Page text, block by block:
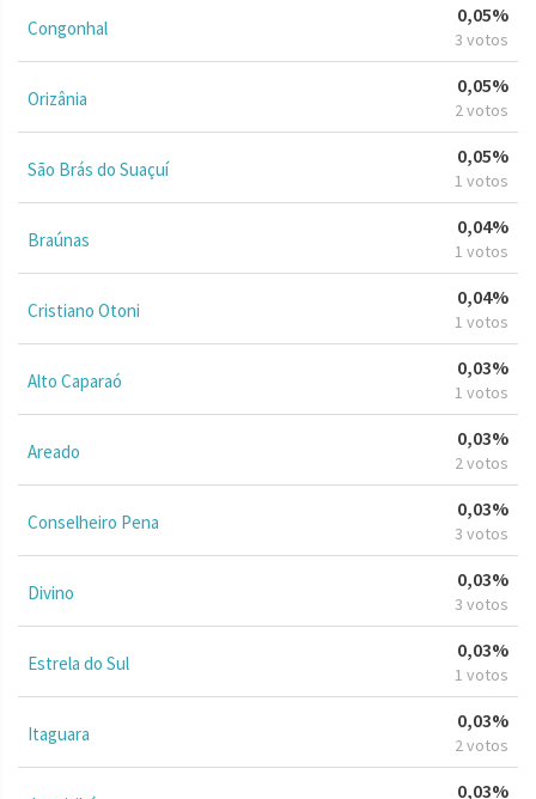
Congonhal
0,05%
3 votos
Orizânia
0,05%
2 votos
São Brás do Suaçuí
0,05%
1 votos
Braúnas
0,04%
1 votos
Cristiano Otoni
0,04%
1 votos
Alto Caparaó
0,03%
1 votos
Areado
0,03%
2 votos
Conselheiro Pena
0,03%
3 votos
Divino
0,03%
3 votos
Estrela do Sul
0,03%
1 votos
Itaguara
0,03%
2 votos
0,03%